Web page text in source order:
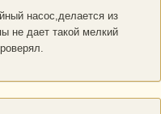
насос,делается из
не дает такой мелкий